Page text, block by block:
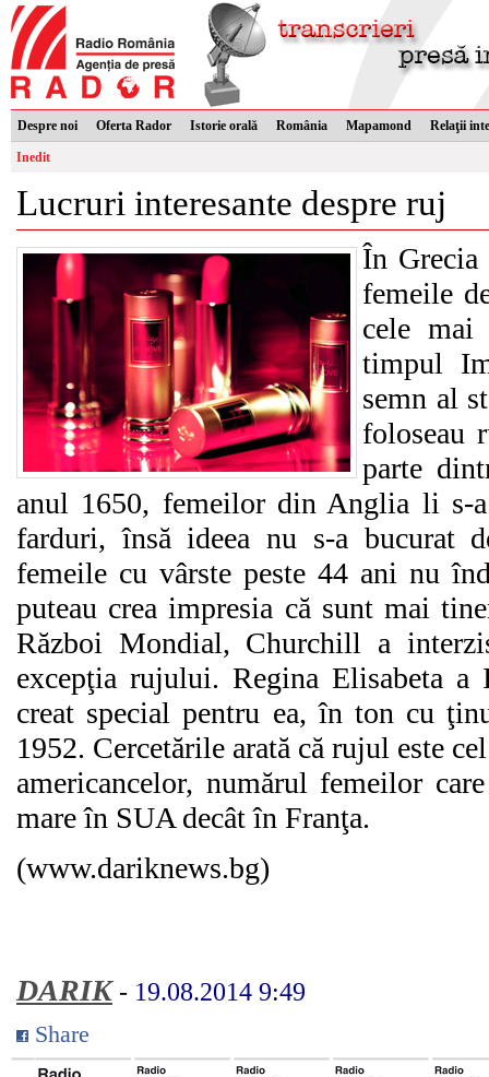
Despre noi Oferta Rador Istorie orală România Mapamond Relaţii
Inedit
Lucruri interesante despre ruj
În
femeile
cele
timpul
semn al
foloseau
parte
anul 1650, femeilor din Anglia li s-
farduri, însă ideea nu s-a bucurat
femeile cu vârste peste 44 ani nu
puteau crea impresia că sunt mai
Război Mondial, Churchill a
excepţia rujului. Regina Elisabeta
creat special pentru ea, în ton cu
1952. Cercetările arată că rujul este
americancelor, numărul femeilor
mare în SUA decât în Franţa.
(www.dariknews.bg)
DARIK - 19.08.2014 9:49
Share